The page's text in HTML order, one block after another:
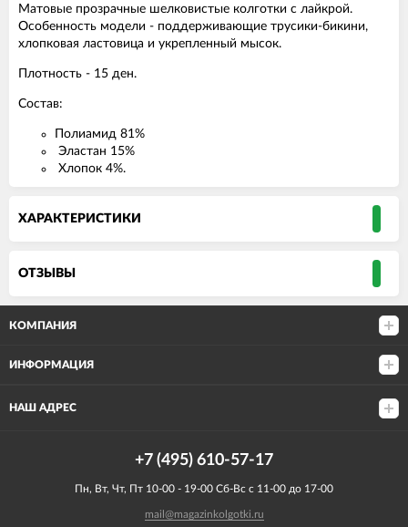
Матовые прозрачные шелковистые колготки с лайкрой.
Особенность модели - поддерживающие трусики-бикини,
хлопковая ластовица и укрепленный мысок.
Плотность - 15 ден.
Состав:
Полиамид 81%
Эластан 15%
Хлопок 4%.
ХАРАКТЕРИСТИКИ
ОТЗЫВЫ
КОМПАНИЯ
ИНФОРМАЦИЯ
НАШ АДРЕС
+7 (495) 610-57-17
Пн, Вт, Чт, Пт 10-00 - 19-00 Сб-Вс с 11-00 до 17-00
mail@magazinkolgotki.ru